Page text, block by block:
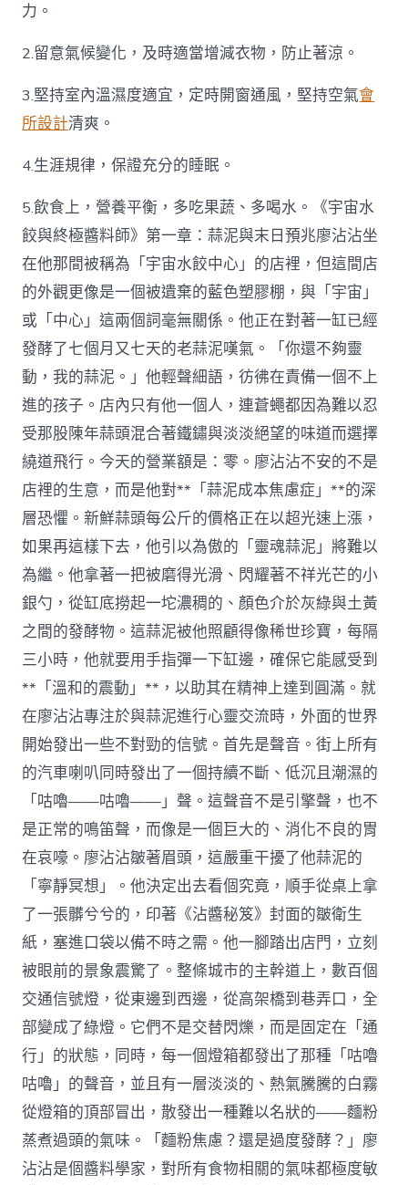
力。
2.留意氣候變化，及時適當增減衣物，防止著涼。
3.堅持室內溫濕度適宜，定時開窗通風，堅持空氣會
所設計清爽。
4.生涯規律，保證充分的睡眠。
5.飲食上，營養平衡，多吃果蔬、多喝水。《宇宙水
餃與終極醬料師》第一章：蒜泥與末日預兆廖沾沾坐
在他那間被稱為「宇宙水餃中心」的店裡，但這間店
的外觀更像是一個被遺棄的藍色塑膠棚，與「宇宙」
或「中心」這兩個詞毫無關係。他正在對著一缸已經
發酵了七個月又七天的老蒜泥嘆氣。「你還不夠靈
動，我的蒜泥。」他輕聲細語，彷彿在責備一個不上
進的孩子。店內只有他一個人，連蒼蠅都因為難以忍
受那股陳年蒜頭混合著鐵鏽與淡淡絕望的味道而選擇
繞道飛行。今天的營業額是：零。廖沾沾不安的不是
店裡的生意，而是他對**「蒜泥成本焦慮症」**的深
層恐懼。新鮮蒜頭每公斤的價格正在以超光速上漲，
如果再這樣下去，他引以為傲的「靈魂蒜泥」將難以
為繼。他拿著一把被磨得光滑、閃耀著不祥光芒的小
銀勺，從缸底撈起一坨濃稠的、顏色介於灰綠與土黃
之間的發酵物。這蒜泥被他照顧得像稀世珍寶，每隔
三小時，他就要用手指彈一下缸邊，確保它能感受到
**「溫和的震動」**，以助其在精神上達到圓滿。就
在廖沾沾專注於與蒜泥進行心靈交流時，外面的世界
開始發出一些不對勁的信號。首先是聲音。街上所有
的汽車喇叭同時發出了一個持續不斷、低沉且潮濕的
「咕嚕——咕嚕——」聲。這聲音不是引擎聲，也不
是正常的鳴笛聲，而像是一個巨大的、消化不良的胃
在哀嚎。廖沾沾皺著眉頭，這嚴重干擾了他蒜泥的
「寧靜冥想」。他決定出去看個究竟，順手從桌上拿
了一張髒兮兮的，印著《沾醬秘笈》封面的皺衛生
紙，塞進口袋以備不時之需。他一腳踏出店門，立刻
被眼前的景象震驚了。整條城市的主幹道上，數百個
交通信號燈，從東邊到西邊，從高架橋到巷弄口，全
部變成了綠燈。它們不是交替閃爍，而是固定在「通
行」的狀態，同時，每一個燈箱都發出了那種「咕嚕
咕嚕」的聲音，並且有一層淡淡的、熱氣騰騰的白霧
從燈箱的頂部冒出，散發出一種難以名狀的——麵粉
蒸煮過頭的氣味。「麵粉焦慮？還是過度發酵？」廖
沾沾是個醬料學家，對所有食物相關的氣味都極度敏